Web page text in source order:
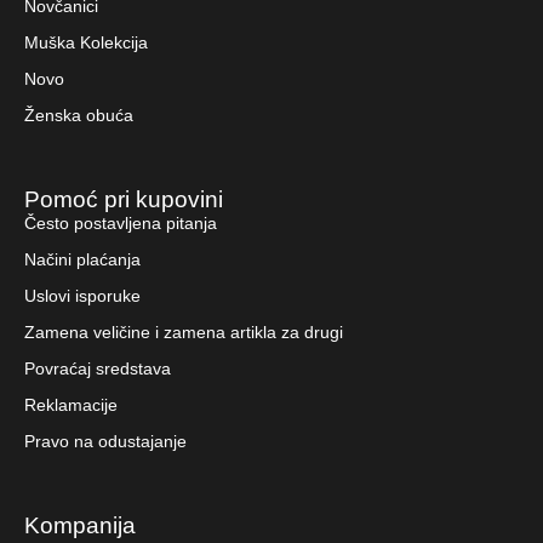
Novčanici
Muška Kolekcija
Novo
Ženska obuća
Pomoć pri kupovini
Često postavljena pitanja
Načini plaćanja
Uslovi isporuke
Zamena veličine i zamena artikla za drugi
Povraćaj sredstava
Reklamacije
Pravo na odustajanje
Kompanija